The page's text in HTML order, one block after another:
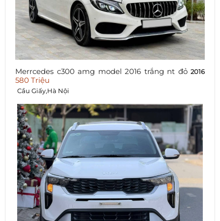
Merrcedes c300 amg model 2016 trắng nt đỏ 2016
580 Triệu
Cầu Giấy,Hà Nội